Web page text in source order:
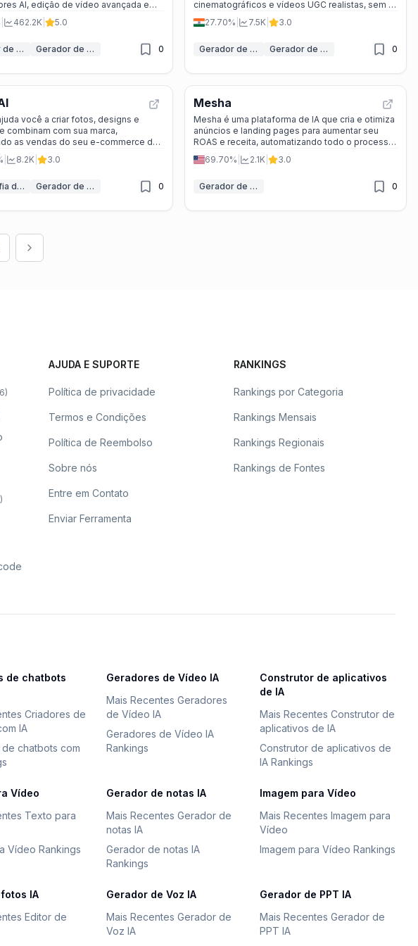
AI, edição de vídeo avançada e
multilingue.
462.2K 5.0
Gerador de Vídeos UGC com IA Gerador de Anúncios IA 0
cinematográficos e vídeos UGC realistas, sem a
necessidade de produção complicada.
27.70% 7.5K 3.0
Gerador de Anúncios IA Gerador de Vídeos UGC com IA 0
você a criar fotos, designs e
combinam com sua marca,
as vendas do seu e-commerce de
e rápida.
8.2K 3.0
Fotografia de Produto IA Gerador de Anúncios IA 0
Mesha
Mesha é uma plataforma de IA que cria e otimiza
anúncios e landing pages para aumentar seu
ROAS e receita, automatizando todo o processo
de marketing digital.
69.70% 2.1K 3.0
Gerador de Anúncios IA 0
)
)
AJUDA E SUPORTE
Política de privacidade
Termos e Condições
Política de Reembolso
Sobre nós
Entre em Contato
Enviar Ferramenta
RANKINGS
Rankings por Categoria
Rankings Mensais
Rankings Regionais
Rankings de Fontes
de chatbots
Criadores de
IA
chatbots com
Geradores de Vídeo IA
Mais Recentes Geradores
de Vídeo IA
Geradores de Vídeo IA
Rankings
Construtor de aplicativos
de IA
Mais Recentes Construtor de
aplicativos de IA
Construtor de aplicativos de
IA Rankings
Vídeo
Texto para
Vídeo Rankings
Gerador de notas IA
Mais Recentes Gerador de
notas IA
Gerador de notas IA
Rankings
Imagem para Vídeo
Mais Recentes Imagem para
Vídeo
Imagem para Vídeo Rankings
IA
Editor de
Gerador de Voz IA
Mais Recentes Gerador de
Voz IA
Gerador de PPT IA
Mais Recentes Gerador de
PPT IA